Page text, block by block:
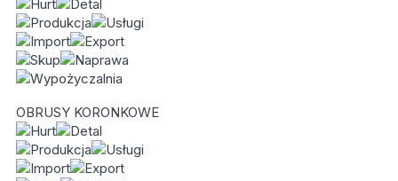
OBRUSY KORONKOWE